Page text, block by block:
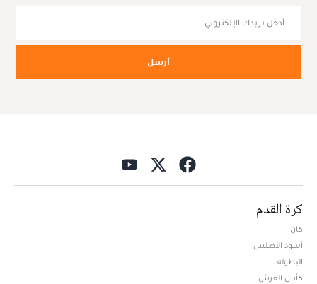
أرسل
كرة القدم
كان
أسود الأطلس
البطولة
كأس العرش